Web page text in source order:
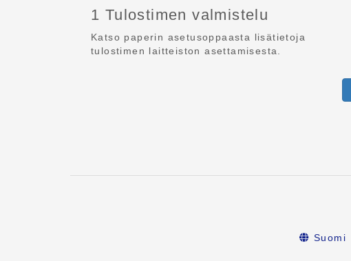
1 Tulostimen valmistelu
Katso paperin asetusoppaasta lisätietoja
tulostimen laitteiston asettamisesta.
Suomi